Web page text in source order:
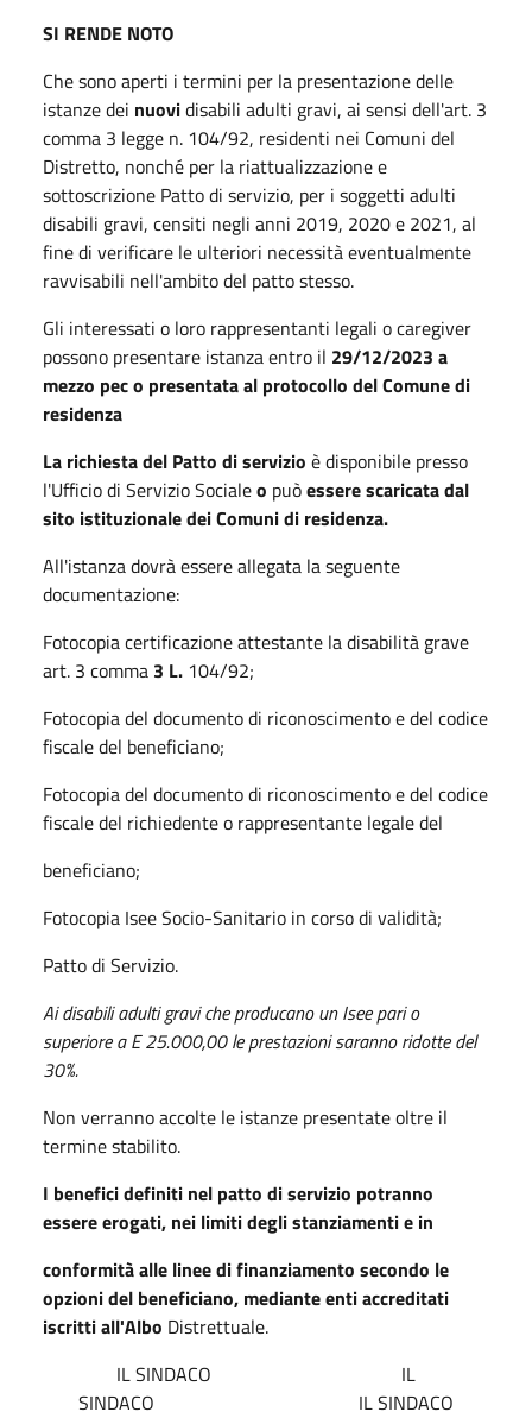
SI RENDE NOTO
Che sono aperti i termini per la presentazione delle
istanze dei nuovidisabili adulti gravi, ai sensi dell'art. 3
comma 3 legge n. 104/92, residenti nei Comuni del
Distretto, nonché per la riattualizzazione e
sottoscrizione Patto di servizio, per i soggetti adulti
disabili gravi, censiti negli anni 2019, 2020 e 2021, al
fine di verificare le ulteriori necessità eventualmente
ravvisabili nell'ambito del patto stesso.
Gli interessati o loro rappresentanti legali o caregiver
possono presentare istanza entro il 29/12/2023 a
mezzo pec o presentata al protocollo del Comune di
residenza
La richiesta del Patto di servizio è disponibile presso
l'Ufficio di Servizio Socialeo puòessere scaricata dal
sito istituzionale dei Comuni di residenza.
All'istanza dovrà essere allegata la seguente
documentazione:
Fotocopia certificazione attestante la disabilità grave
art. 3 comma 3 L. 104/92;
Fotocopia del documento di riconoscimento e del codice
fiscale del beneficiano;
Fotocopia del documento di riconoscimento e del codice
fiscale del richiedente o rappresentante legale del
beneficiano;
Fotocopia Isee Socio-Sanitario in corso di validità;
Patto di Servizio.
Ai disabili adulti gravi che producano un Isee pari o
superiore a E 25.000,00 le prestazioni saranno ridotte del
30%.
Non verranno accolte le istanze presentate oltre il
termine stabilito.
I benefici definiti nel patto di servizio potranno
essere erogati, nei limiti degli stanziamenti e in
conformità alle linee di finanziamento secondo le
opzioni del beneficiano, mediante enti accreditati
iscritti all'Albo Distrettuale.
IL SINDACO IL
SINDACO IL SINDACO